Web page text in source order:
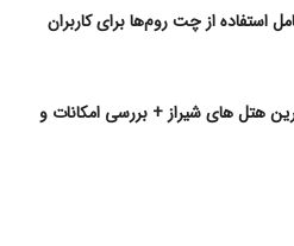
استفاده از چت روم‌ها برای کاربران
از بهترین هتل های شیراز + بررسی امکانات و